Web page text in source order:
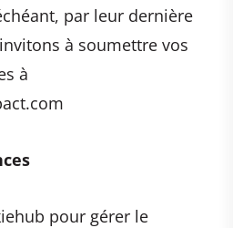
par leur dernière
à soumettre vos
à
pour gérer le